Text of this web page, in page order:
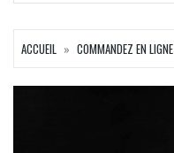
ACCUEIL COMMANDEZ EN LIGNE